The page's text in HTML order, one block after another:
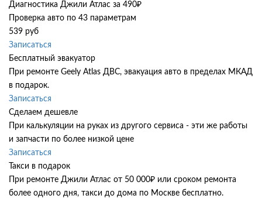
Диагностика Джили Атлас за 490₽
Проверка авто по 43 параметрам
539 руб
Записаться
Бесплатный эвакуатор
При ремонте Geely Atlas ДВС, эвакуация авто в пределах МКАД
в подарок.
Записаться
Сделаем дешевле
При калькуляции на руках из другого сервиса - эти же работы
и запчасти по более низкой цене
Записаться
Такси в подарок
При ремонте Джили Атлас от 50 000₽ или сроком ремонта
более одного дня, такси до дома по Москве бесплатно.